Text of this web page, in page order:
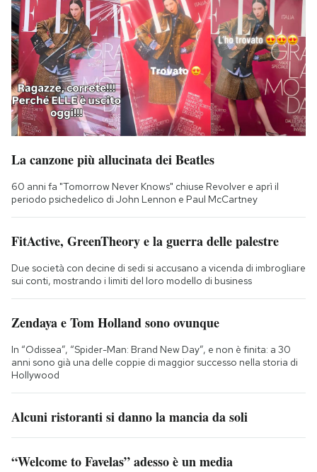
La canzone più allucinata dei Beatles
60 anni fa "Tomorrow Never Knows" chiuse Revolver e aprì il
periodo psichedelico di John Lennon e Paul McCartney
FitActive, GreenTheory e la guerra delle palestre
Due società con decine di sedi si accusano a vicenda di imbrogliare
sui conti, mostrando i limiti del loro modello di business
Zendaya e Tom Holland sono ovunque
In “Odissea”, “Spider-Man: Brand New Day”, e non è finita: a 30
anni sono già una delle coppie di maggior successo nella storia di
Hollywood
Alcuni ristoranti si danno la mancia da soli
“Welcome to Favelas” adesso è un media